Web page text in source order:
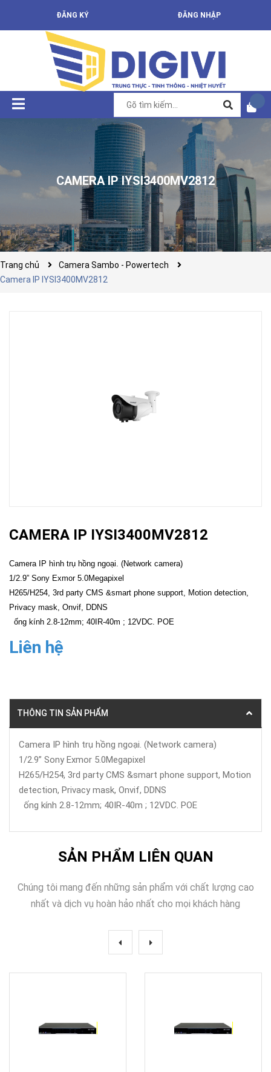
ĐĂNG KÝ ĐĂNG NHẬP
CAMERA IP IYSI3400MV2812
Trang chủ
Camera Sambo - Powertech
Camera IP IYSI3400MV2812
CAMERA IP IYSI3400MV2812
Camera IP hình trụ hồng ngoại. (Network camera)
1/2.9” Sony Exmor 5.0Megapixel
H265/H254, 3rd party CMS &smart phone support, Motion detection,
Privacy mask, Onvif, DDNS
ống kính 2.8-12mm; 40IR-40m ; 12VDC. POE
Liên hệ
THÔNG TIN SẢN PHẨM
Camera IP hình trụ hồng ngoại. (Network camera)
1/2.9” Sony Exmor 5.0Megapixel
H265/H254, 3rd party CMS &smart phone support, Motion
detection, Privacy mask, Onvif, DDNS
ống kính 2.8-12mm; 40IR-40m ; 12VDC. POE
SẢN PHẨM LIÊN QUAN
Chúng tôi mang đến những sản phẩm với chất lượng cao
nhất và dịch vụ hoàn hảo nhất cho mọi khách hàng